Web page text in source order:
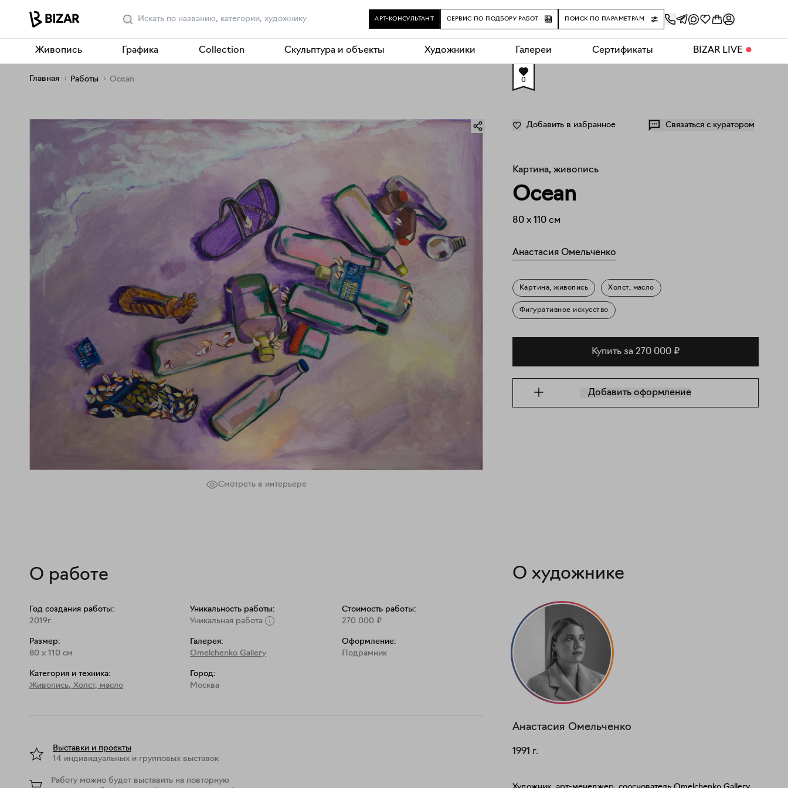
АРТ-КОНСУЛЬТАНТ СЕРВИС ПО ПОДБОРУ РАБОТ ПОИСК ПО ПАРАМЕТРАМ
Живопись Графика Collection Скульптура и объекты Художники Галереи Сертификаты BIZAR LIVE ⬤
Главная Работы Ocean
Смотреть в интерьере
0
Добавить в избранное Связаться с куратором
Картина, живопись
Ocean
80 x 110 см
Анастасия Омельченко
Картина, живопись Холст, масло
Фигуративное искусство
Купить за 270 000 ₽
Добавить оформление
О работе
Год создания работы:
2019г.
Размер:
80 x 110 см
Категория и техника:
Живопись, Холст, масло
Уникальность работы:
Уникальная работа
Галерея:
Omelchenko Gallery
Город:
Москва
Стоимость работы:
270 000 ₽
Оформление:
Подрамник
Выставки и проекты
14 индивидуальных и групповых выставок
Работу можно будет выставить на повторную
О художнике
Анастасия Омельченко
1991 г.